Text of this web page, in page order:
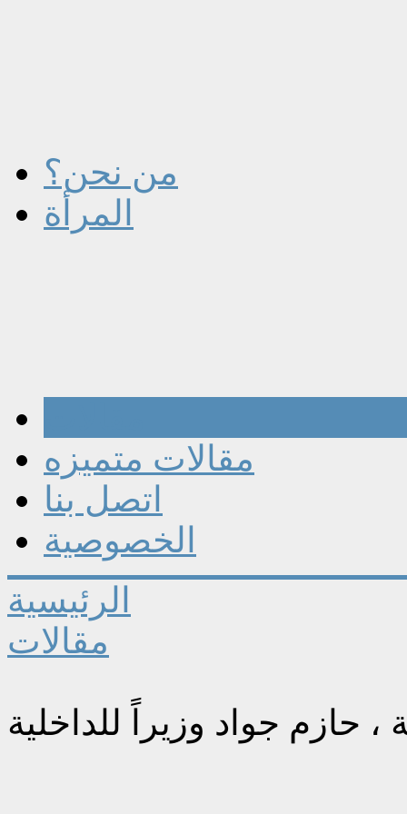
من نحن؟
المرأة
مقالات متميزه
اتصل بنا
الخصوصية
الرئيسية
مقالات
حازم جواد وزيراً للداخلية